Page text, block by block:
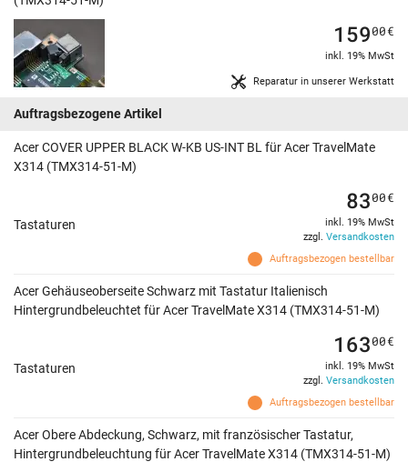
Reparatur in unserer Werkstatt
15900€
inkl. 19% MwSt
Auftragsbezogene Artikel
Acer COVER UPPER BLACK W-KB US-INT BL für Acer TravelMate
X314 (TMX314-51-M)
Tastaturen
Auftragsbezogen bestellbar
8300€
inkl. 19% MwSt
zzgl. Versandkosten
Acer Gehäuseoberseite Schwarz mit Tastatur Italienisch
Hintergrundbeleuchtet für Acer TravelMate X314 (TMX314-51-M)
Tastaturen
Auftragsbezogen bestellbar
16300€
inkl. 19% MwSt
zzgl. Versandkosten
Acer Obere Abdeckung, Schwarz, mit französischer Tastatur,
Hintergrundbeleuchtung für Acer TravelMate X314 (TMX314-51-M)